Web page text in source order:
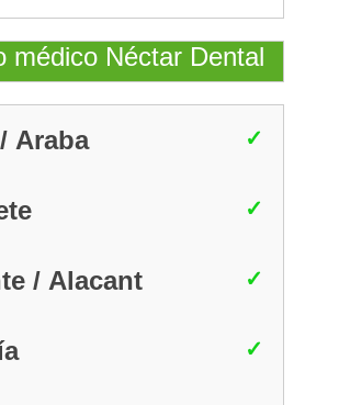
médico Néctar Dental
Araba
/ Alacant